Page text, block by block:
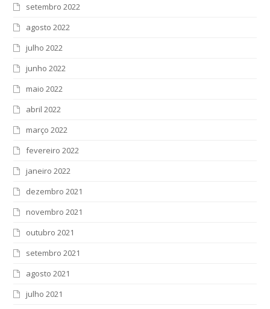
setembro 2022
agosto 2022
julho 2022
junho 2022
maio 2022
abril 2022
março 2022
fevereiro 2022
janeiro 2022
dezembro 2021
novembro 2021
outubro 2021
setembro 2021
agosto 2021
julho 2021